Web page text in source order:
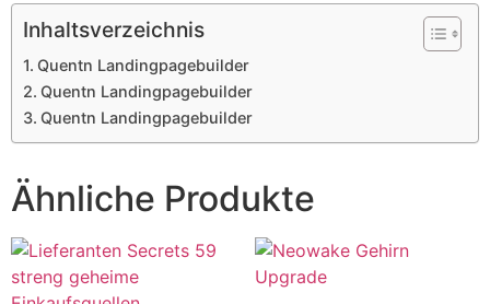
Inhaltsverzeichnis
Quentn Landingpagebuilder
Quentn Landingpagebuilder
Quentn Landingpagebuilder
Ähnliche Produkte